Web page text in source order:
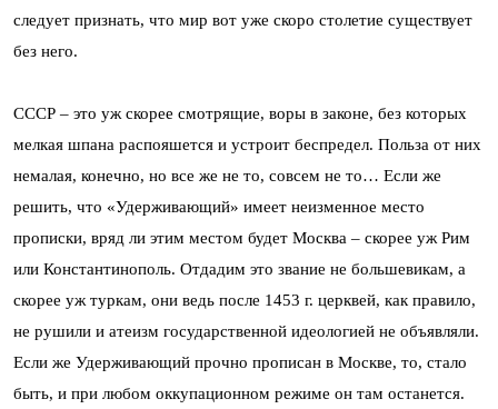
следует признать, что мир вот уже скоро столетие существует
без него.
СССР – это уж скорее смотрящие, воры в законе, без которых
мелкая шпана распояшется и устроит беспредел. Польза от них
немалая, конечно, но все же не то, совсем не то… Если же
решить, что «Удерживающий» имеет неизменное место
прописки, вряд ли этим местом будет Москва – скорее уж Рим
или Константинополь. Отдадим это звание не большевикам, а
скорее уж туркам, они ведь после 1453 г. церквей, как правило,
не рушили и атеизм государственной идеологией не объявляли.
Если же Удерживающий прочно прописан в Москве, то, стало
быть, и при любом оккупационном режиме он там останется.